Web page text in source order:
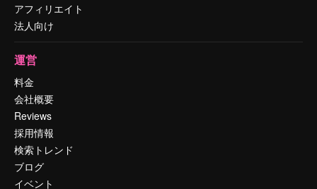
アフィリエイト
法人向け
運営
料金
会社概要
Reviews
採用情報
検索トレンド
ブログ
イベント